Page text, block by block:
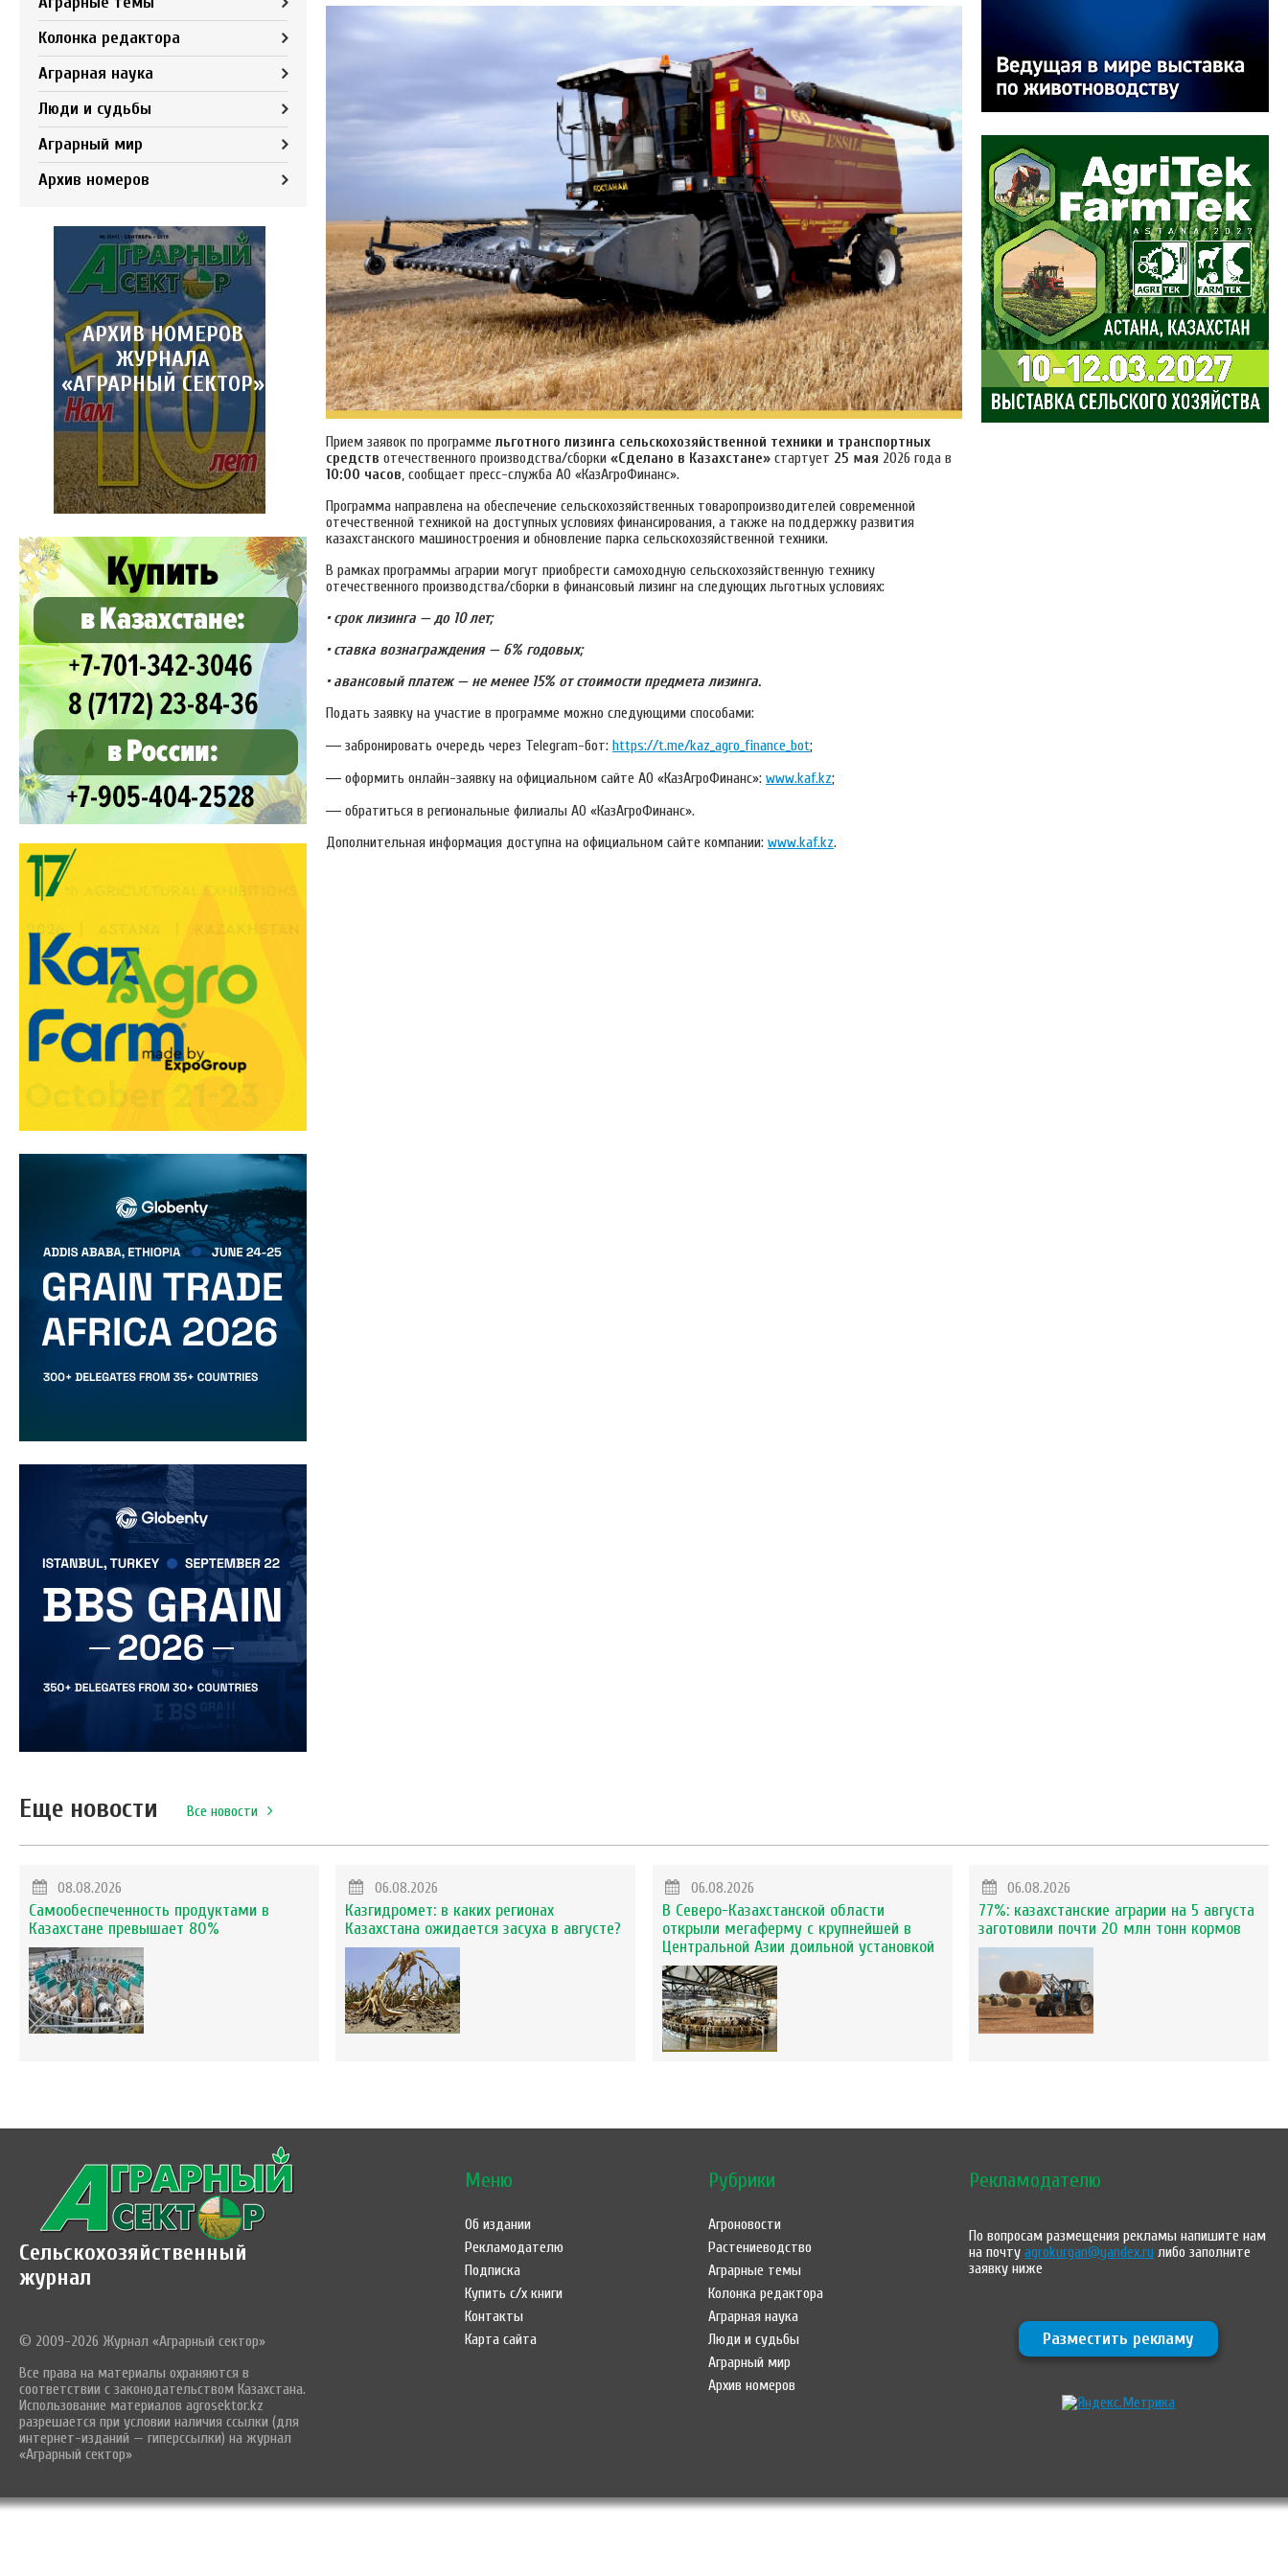
Колонка редактора
Аграрная наука
Люди и судьбы
Аграрный мир
Архив номеров
АРХИВ НОМЕРОВ
ЖУРНАЛА
«АГРАРНЫЙ СЕКТОР»
Прием заявок по программе льготного лизинга сельскохозяйственной техники и транспортных
средств отечественного производства/сборки «Сделано в Казахстане» стартует 25 мая 2026 года в
10:00 часов , сообщает пресс-служба АО «КазАгроФинанс».
Программа направлена на обеспечение сельскохозяйственных товаропроизводителей современной
отечественной техникой на доступных условиях финансирования, а также на поддержку развития
казахстанского машиностроения и обновление парка сельскохозяйственной техники.
В рамках программы аграрии могут приобрести самоходную сельскохозяйственную технику
отечественного производства/сборки в финансовый лизинг на следующих льготных условиях:
• срок лизинга — до 10 лет;
• ставка вознаграждения — 6% годовых;
• авансовый платеж — не менее 15% от стоимости предмета лизинга.
Подать заявку на участие в программе можно следующими способами:
— забронировать очередь через Telegram-бот: https://t.me/kaz_agro_finance_bot;
— оформить онлайн-заявку на официальном сайте АО «КазАгроФинанс»: www.kaf.kz;
— обратиться в региональные филиалы АО «КазАгроФинанс».
Дополнительная информация доступна на официальном сайте компании: www.kaf.kz.
Еще новости Все новости
08.08.2026
Самообеспеченность продуктами в
Казахстане превышает 80%
06.08.2026
Казгидромет: в каких регионах
Казахстана ожидается засуха в августе?
06.08.2026
В Северо-Казахстанской области
открыли мегаферму с крупнейшей в
Центральной Азии доильной установкой
06.08.2026
77%: казахстанские аграрии на 5 августа
заготовили почти 20 млн тонн кормов
Сельскохозяйственный
журнал
© 2009-2026 Журнал «Аграрный сектор»
Все права на материалы охраняются в
соответствии с законодательством Казахстана.
Использование материалов agrosektor.kz
разрешается при условии наличия ссылки (для
интернет-изданий — гиперссылки) на журнал
«Аграрный сектор»
Меню
Об издании
Рекламодателю
Подписка
Купить с/х книги
Контакты
Карта сайта
Рубрики
Агроновости
Растениеводство
Аграрные темы
Колонка редактора
Аграрная наука
Люди и судьбы
Аграрный мир
Архив номеров
Рекламодателю
По вопросам размещения рекламы напишите нам
на почтуagrokurgan@yandex.ru либо заполните
заявку ниже
Разместить рекламу